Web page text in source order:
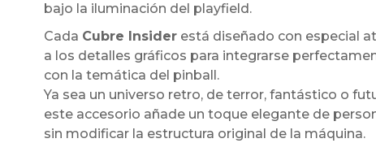
bajo la iluminación del playfield.
Cada Cubre Insiderestá diseñado con especial
a los detalles gráficos para integrarse
con la temática del pinball.
Ya sea un universo retro, de terror, fantástico o
este accesorio añade un toque elegante de
sin modificar la estructura original de la máquina.